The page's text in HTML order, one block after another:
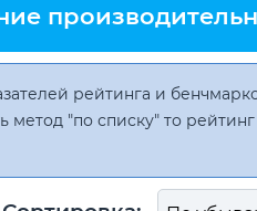
рейтинга и
метод "по списку" то